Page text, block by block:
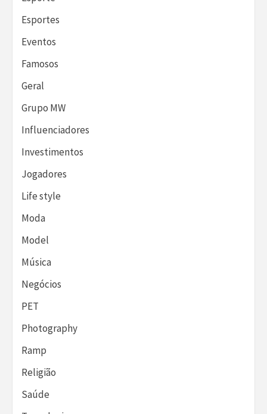
Esportes
Eventos
Famosos
Geral
Grupo MW
Influenciadores
Investimentos
Jogadores
Life style
Moda
Model
Música
Negócios
PET
Photography
Ramp
Religião
Saúde